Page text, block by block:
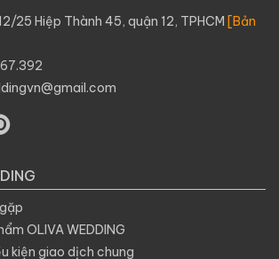
25 Hiệp Thành 45, quận 12, TPHCM [Bản
OLIVA WEDDING
kiện giao dịch chung